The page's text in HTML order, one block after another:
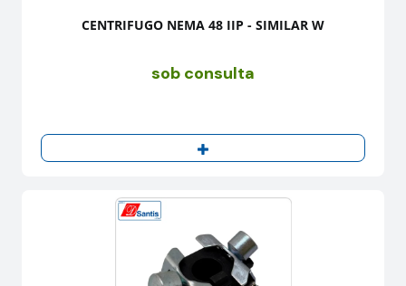
CENTRIFUGO NEMA 48 IIP - SIMILAR W
sob consulta